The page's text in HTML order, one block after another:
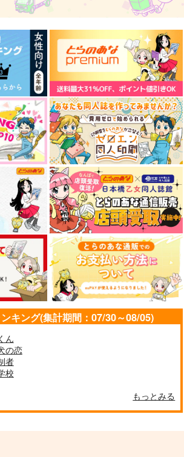
作品詳細 作品詳細
ダンケルフェルガーの
逆行聖女8
ぷてりんぐ
787円（税込）
フェルディナンド×ローゼマイン
サンプル
作品詳細
らきすけ？！
Biblion
499円（税込）
フェルディナンド×ローゼマイン
サンプル
作品詳細
君と私の望みが重なる
You are still my light
CANCER.O2
944円（税込）
本好きの下剋上
フェルディナンド×ローゼマイン
サンプル
カート
孤独は春に雪解けて
小さな鹿*
専売 629円（税込）
本好きの下剋上
フェルディナンド×ローゼマイン
サンプル
カート
Hinageshi
629円（税込）
アウブ・アレキサンド
キング(集計期間：07/30～08/05)
ん
の恋
者
校
もっとみる